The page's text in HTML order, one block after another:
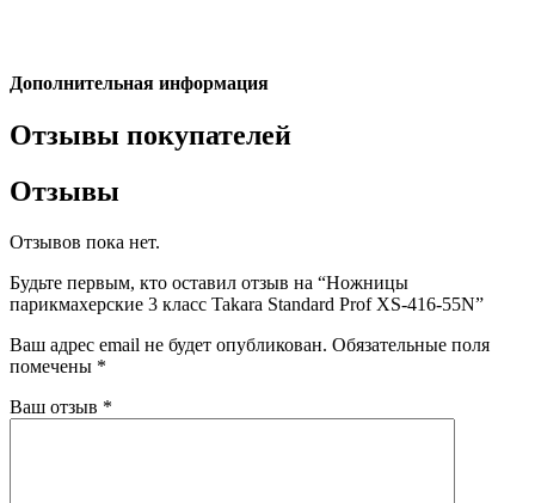
Дополнительная информация
Отзывы покупателей
Отзывы
Отзывов пока нет.
Будьте первым, кто оставил отзыв на “Ножницы
парикмахерские 3 класс Takara Standard Prof XS-416-55N”
Ваш адрес email не будет опубликован. Обязательные поля
помечены *
Ваш отзыв *